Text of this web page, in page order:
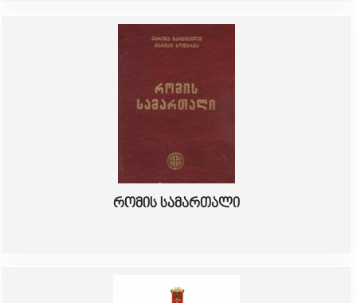
რომის სამართალი